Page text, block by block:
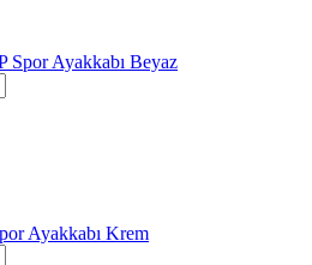
Spor Ayakkabı Beyaz
Ayakkabı Krem